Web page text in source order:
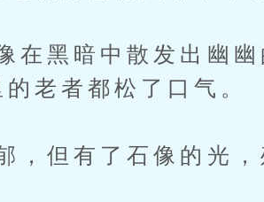
黑暗中散发出幽幽
老者都松了口气。
但有了石像的光，